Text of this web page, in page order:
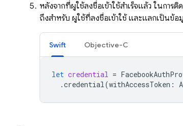
หลังจากที่ผู้ใช้ลงชื่อเข้าใช้สำเร็จแล้ว ในการติ
ถึงสำหรับ ผู้ใช้ที่ลงชื่อเข้าใช้ และแลกเป็นข้อ
Swift Objective-C
let credential =
.credential(withAccessToken :